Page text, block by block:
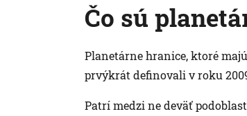
Čo sú
Planetárne hranice, ktoré
prvýkrát definovali v roku
Patrí medzi ne deväť